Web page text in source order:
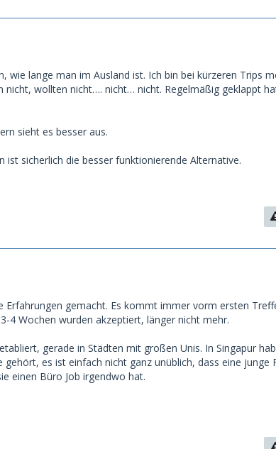
wie lange man im Ausland ist. Ich bin bei kürzeren Trips
nicht, wollten nicht…. nicht… nicht. Regelmäßig geklappt
sieht es besser aus.
ist sicherlich die besser funktionierende Alternative.
Erfahrungen gemacht. Es kommt immer vorm ersten
4 Wochen wurden akzeptiert, länger nicht mehr.
gerade in Städten mit großen Unis. In Singapur
gehört, es ist einfach nicht ganz unüblich, dass eine junge
einen Büro Job irgendwo hat.